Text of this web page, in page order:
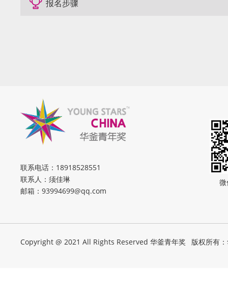
报名步骤
联系电话： 18918528551
联系人：须佳琳
邮箱： 93994699@qq.com
Copyright @ 2021 All Rights Reserved 华釜青年奖 版权所有